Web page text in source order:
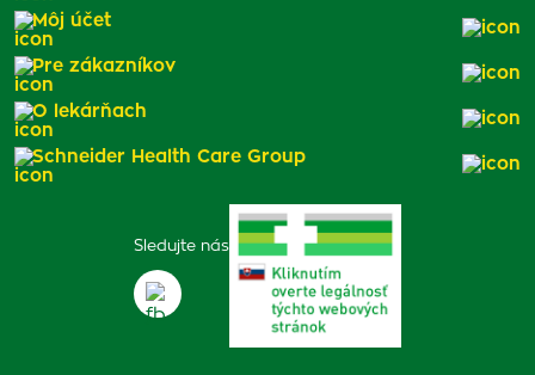
Sledujte nás
Môj účet
Pre zákazníkov
O lekárňach
Schneider Health Care Group